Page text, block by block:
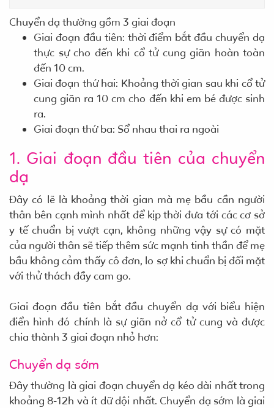
Chuyển dạ thường gồm 3 giai đoạn
Giai đoạn đầu tiên: thời điểm bắt đầu chuyển dạ
thực sự cho đến khi cổ tử cung giãn hoàn toàn
đến 10 cm.
Giai đoạn thứ hai: Khoảng thời gian sau khi cổ tử
cung giãn ra 10 cm cho đến khi em bé được sinh
ra.
Giai đoạn thứ ba: Sổ nhau thai ra ngoài
1. Giai đoạn đầu tiên của chuyển
dạ
Đây có lẽ là khoảng thời gian mà mẹ bầu cần người
thân bên cạnh mình nhất để kịp thời đưa tới các cơ sở
y tế chuẩn bị vượt cạn, không những vậy sự có mặt
của người thân sẽ tiếp thêm sức mạnh tinh thần để mẹ
bầu không cảm thấy cô đơn, lo sợ khi chuẩn bị đối mặt
với thử thách đầy cam go.
Giai đoạn đầu tiên bắt đầu chuyển dạ với biểu hiện
điển hình đó chính là sự giãn nở cổ tử cung và được
chia thành 3 giai đoạn nhỏ hơn:
Chuyển dạ sớm
Đây thường là giai đoạn chuyển dạ kéo dài nhất trong
khoảng 8-12h và ít dữ dội nhất. Chuyển dạ sớm là giai